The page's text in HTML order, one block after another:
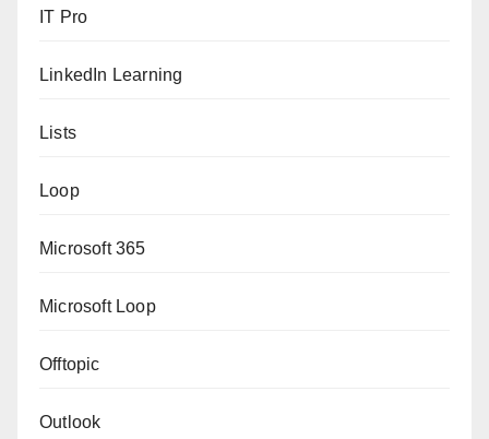
IT Pro
LinkedIn Learning
Lists
Loop
Microsoft 365
Microsoft Loop
Offtopic
Outlook